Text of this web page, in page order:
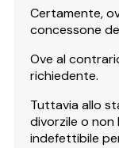
Certamente,
concessone
Ove al
richiedente.
Tuttavia allo
divorzile o
indefettibile